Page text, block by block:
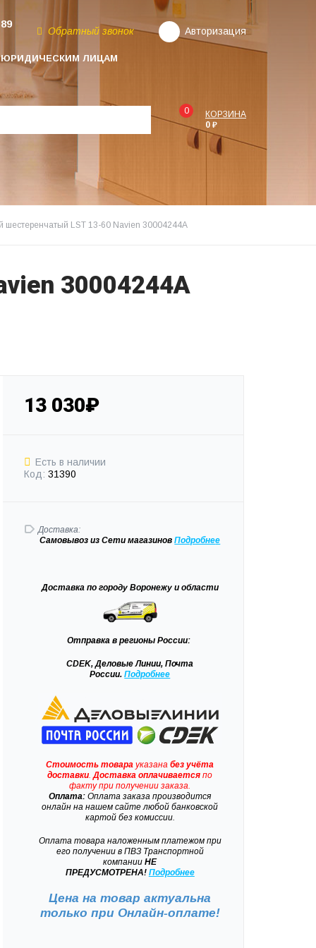
ЮРИДИЧЕСКИМ ЛИЦАМ
Обратный звонок Авторизация
0
КОРЗИНА
0 ₽
шестеренчатый LST 13-60 Navien 30004244A
30004244A
13 030₽
Есть в наличии
Код: 31390
Доставка:
Самовывозиз Сети магазиновПодробнее
Доставкапо городу Воронежу и области
Отправка в регионы России:
CDEK, Деловые Линии, Почта
России.Подробнее
Стоимость товара указанабез учёта
доставки .Доставка оплачивается по
факту при получении заказа.
Оплата: Оплата заказа производится
онлайн на нашем сайте любой банковской
картой без комиссии.
Оплата товара наложенным платежом при
его получении в ПВЗ Транспортной
компании НЕ
ПРЕДУСМОТРЕНА! Подробнее
Цена на товар актуальна
только при Онлайн-оплате!